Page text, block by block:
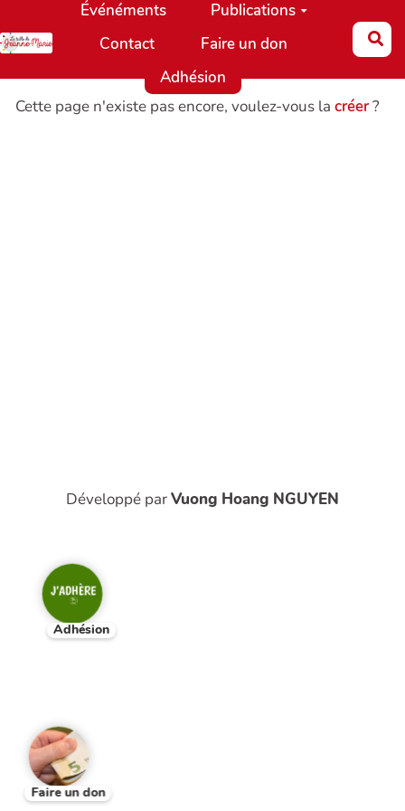
Aller au contenu principal
Événéments
Publications
Contact
Faire un don
Adhésion
Cette page n'existe pas encore, voulez-vous la créer?
Développé parVuong Hoang NGUYEN
Adhésion
Faire un don